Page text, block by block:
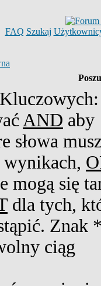
FAQ Szukaj
AND aby
słowa
wynikach,
mogą się
dla tych,
Znak
ciąg